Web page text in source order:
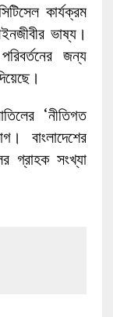
কার্যক্রম
ভাষ্য।
জন্য
‘নীতিগত
বাংলাদেশের
গ্রাহক সংখ্যা